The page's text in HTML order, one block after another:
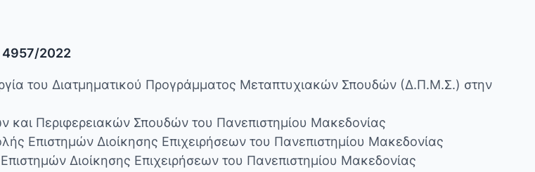
4957/2022
του Διατμηματικού Προγράμματος Μεταπτυχιακών Σπουδών (Δ.Π.Μ.Σ.) στην
Περιφερειακών Σπουδών του Πανεπιστημίου Μακεδονίας
Επιστημών Διοίκησης Επιχειρήσεων του Πανεπιστημίου Μακεδονίας
Διοίκησης Επιχειρήσεων του Πανεπιστημίου Μακεδονίας